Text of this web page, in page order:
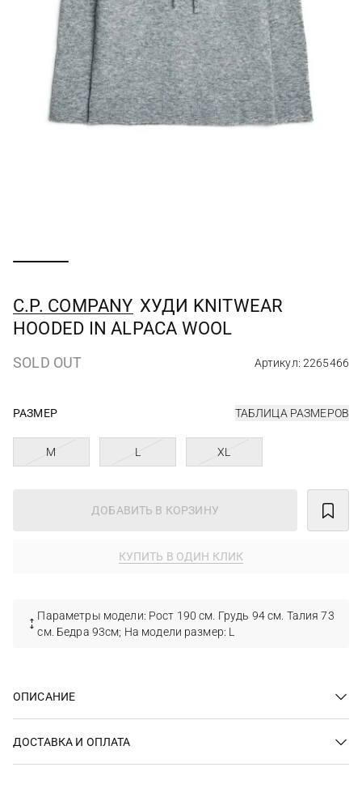
C.P. COMPANY ХУДИ KNITWEAR
HOODED IN ALPACA WOOL
SOLD OUT Артикул: 2265466
РАЗМЕР ТАБЛИЦА РАЗМЕРОВ
M L XL
ДОБАВИТЬ В КОРЗИНУ
КУПИТЬ В ОДИН КЛИК
Параметры модели: Рост 190 см. Грудь 94 см. Талия 73
см. Бедра 93см; На модели размер: L
ОПИСАНИЕ
ДОСТАВКА И ОПЛАТА